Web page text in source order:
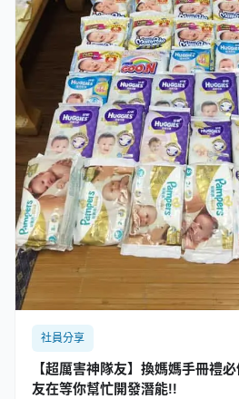
社員分享
【超厲害神隊友】換媽媽手冊禮
友在等你幫忙開發潛能!!